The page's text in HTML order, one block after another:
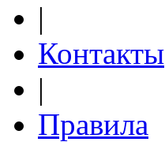
|
Контакты
|
Правила